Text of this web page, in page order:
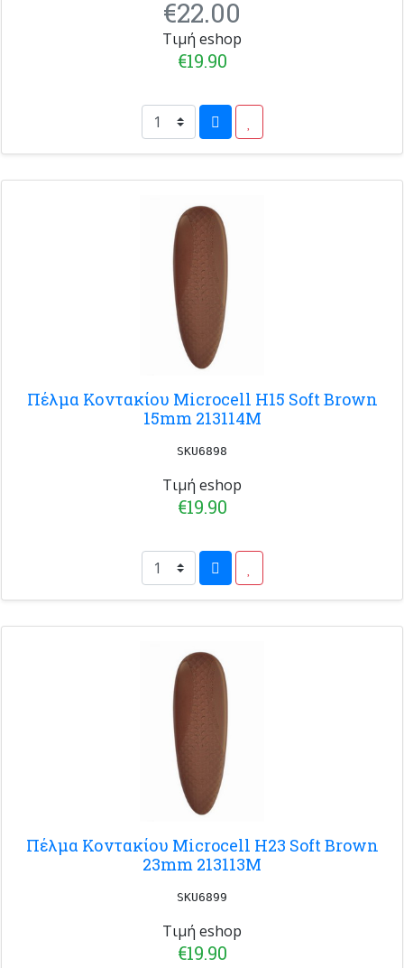
€22.00
Τιμή eshop
€19.90
Πέλμα Κοντακίου Microcell H15 Soft Brown
15mm 213114M
SKU6898
Τιμή eshop
€19.90
Πέλμα Κοντακίου Microcell H23 Soft Brown
23mm 213113M
SKU6899
Τιμή eshop
€19.90